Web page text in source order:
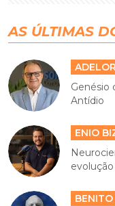
AS ÚLTIMAS
Genésio
Antídio
ENIO